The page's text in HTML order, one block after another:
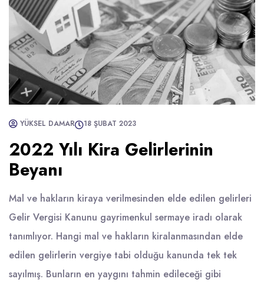
YÜKSEL DAMAR 18 ŞUBAT 2023
2022 Yılı Kira Gelirlerinin
Beyanı
Mal ve hakların kiraya verilmesinden elde edilen gelirleri
Gelir Vergisi Kanunu gayrimenkul sermaye iradı olarak
tanımlıyor. Hangi mal ve hakların kiralanmasından elde
edilen gelirlerin vergiye tabi olduğu kanunda tek tek
sayılmış. Bunların en yaygını tahmin edileceği gibi